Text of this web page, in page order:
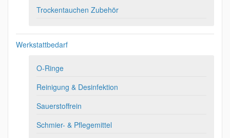
Trockentauchen Zubehör
Werkstattbedarf
O-Ringe
Reinigung & Desinfektion
Sauerstoffrein
Schmier- & Pflegemittel